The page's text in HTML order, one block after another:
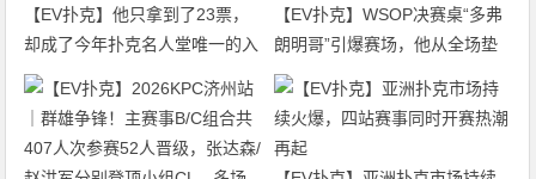
【EV扑克】他只拿到了23票，
却成了今年扑克名人堂唯一的入
选者
【EV扑克】WSOP决赛桌“多弗
朗明哥”引爆赛场，他从全场垫
底打到了冠军争夺者